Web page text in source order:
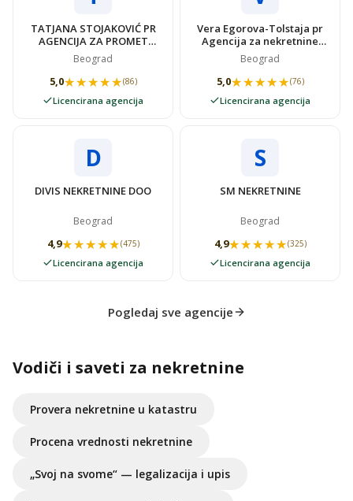
TATJANA STOJAKOVIĆ PR
AGENCIJA ZA PROMET
NEKRETNINAMA SUPER
STAN
Beograd
5,0★★★★★
★★★★★(86)
Licencirana agencija
Vera Egorova-Tolstaja pr
Agencija za nekretnine
VIDOVSTAN
Beograd
5,0★★★★★
★★★★★(76)
Licencirana agencija
D
DIVIS NEKRETNINE DOO
Beograd
4,9★★★★★
★★★★★(475)
Licencirana agencija
S
SM NEKRETNINE
Beograd
4,9★★★★★
★★★★★(325)
Licencirana agencija
Pogledaj sve agencije
Vodiči i saveti za nekretnine
Provera nekretnine u katastru
Procena vrednosti nekretnine
„Svoj na svome“ — legalizacija i upis